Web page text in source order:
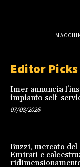
Editor Picks
Imer annuncia
impianto self-
07/08/2026
Buzzi, mercato
Emirati e